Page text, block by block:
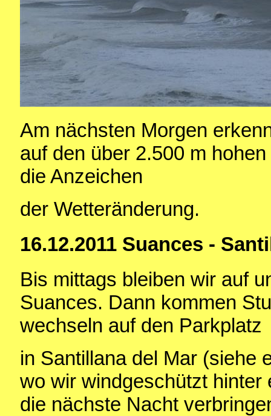
Am nächsten Morgen
auf den über 2.500 m
die Anzeichen
der Wetteränderung.
16.12.2011 Suances -
Bis mittags bleiben wir auf
Suances. Dann kommen
wechseln auf den Parkplatz
in Santillana del Mar (siehe
wo wir windgeschützt hinter
die nächste Nacht